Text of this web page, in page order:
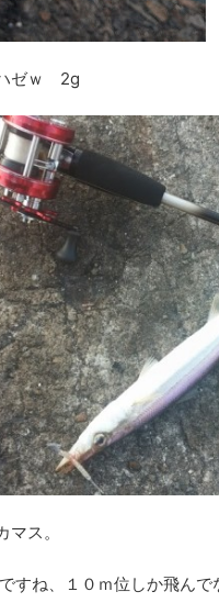
ゼｗ 2g
ス。
すね、１０ｍ位しか飛ん